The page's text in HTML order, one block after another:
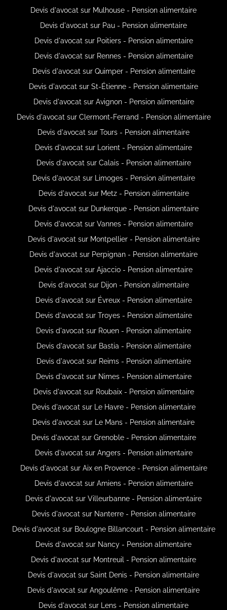
Devis d'avocat sur Mulhouse - Pension alimentaire
Devis d'avocat sur Pau - Pension alimentaire
Devis d'avocat sur Poitiers - Pension alimentaire
Devis d'avocat sur Rennes - Pension alimentaire
Devis d'avocat sur Quimper - Pension alimentaire
Devis d'avocat sur St-Étienne - Pension alimentaire
Devis d'avocat sur Avignon - Pension alimentaire
Devis d'avocat sur Clermont-Ferrand - Pension alimentaire
Devis d'avocat sur Tours - Pension alimentaire
Devis d'avocat sur Lorient - Pension alimentaire
Devis d'avocat sur Calais - Pension alimentaire
Devis d'avocat sur Limoges - Pension alimentaire
Devis d'avocat sur Metz - Pension alimentaire
Devis d'avocat sur Dunkerque - Pension alimentaire
Devis d'avocat sur Vannes - Pension alimentaire
Devis d'avocat sur Montpellier - Pension alimentaire
Devis d'avocat sur Perpignan - Pension alimentaire
Devis d'avocat sur Ajaccio - Pension alimentaire
Devis d'avocat sur Dijon - Pension alimentaire
Devis d'avocat sur Évreux - Pension alimentaire
Devis d'avocat sur Troyes - Pension alimentaire
Devis d'avocat sur Rouen - Pension alimentaire
Devis d'avocat sur Bastia - Pension alimentaire
Devis d'avocat sur Reims - Pension alimentaire
Devis d'avocat sur Nimes - Pension alimentaire
Devis d'avocat sur Roubaix - Pension alimentaire
Devis d'avocat sur Le Havre - Pension alimentaire
Devis d'avocat sur Le Mans - Pension alimentaire
Devis d'avocat sur Grenoble - Pension alimentaire
Devis d'avocat sur Angers - Pension alimentaire
Devis d'avocat sur Aix en Provence - Pension alimentaire
Devis d'avocat sur Amiens - Pension alimentaire
Devis d'avocat sur Villeurbanne - Pension alimentaire
Devis d'avocat sur Nanterre - Pension alimentaire
Devis d'avocat sur Boulogne Billancourt - Pension alimentaire
Devis d'avocat sur Nancy - Pension alimentaire
Devis d'avocat sur Montreuil - Pension alimentaire
Devis d'avocat sur Saint Denis - Pension alimentaire
Devis d'avocat sur Angoulême - Pension alimentaire
Devis d'avocat sur Lens - Pension alimentaire